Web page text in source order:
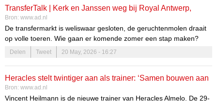
TransferTalk | Kerk en Janssen weg bij Royal Antwerp,
Heracles niet verder met Pasveer
Bron: www.ad.nl
De transfermarkt is weliswaar gesloten, de geruchtenmolen draait
op volle toeren. Wie gaan er komende zomer een stap maken?
Hier blijf je op de hoogte van alle ontwikkelingen.
Delen Tweet 20 May, 2026 - 16:27
Heracles stelt twintiger aan als trainer: ‘Samen bouwen aan
nieuwe toekomst’
Bron: www.ad.nl
Vincent Heilmann is de nieuwe trainer van Heracles Almelo. De 29-